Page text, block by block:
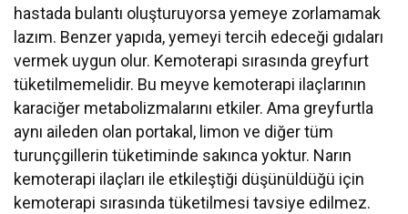
hastada bulantı oluşturuyorsa yemeye zorlamamak
lazım. Benzer yapıda, yemeyi tercih edeceği gıdaları
vermek uygun olur. Kemoterapi sırasında greyfurt
tüketilmemelidir. Bu meyve kemoterapi ilaçlarının
karaciğer metabolizmalarını etkiler. Ama greyfurtla
aynı aileden olan portakal, limon ve diğer tüm
turunçgillerin tüketiminde sakınca yoktur. Narın
kemoterapi ilaçları ile etkileştiği düşünüldüğü için
kemoterapi sırasında tüketilmesi tavsiye edilmez.